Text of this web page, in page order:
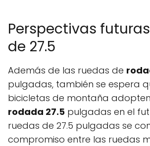
Perspectivas
de 27.5
Además de las ruedas de
pulgadas, también se espera
bicicletas de montaña
rodada 27.5 pulgadas en el
ruedas de 27.5 pulgadas se
compromiso entre las ruedas